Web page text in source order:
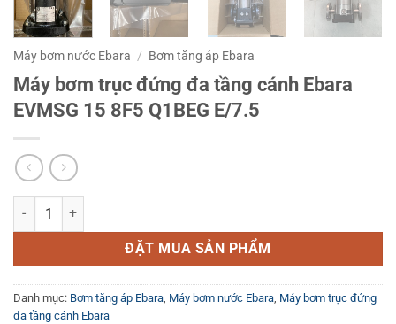
Máy bơm nước Ebara / Bơm tăng áp Ebara
Máy bơm trục đứng đa tầng cánh Ebara
EVMSG 15 8F5 Q1BEG E/7.5
Máy bơm trục đứng đa tầng cánh Ebara EVMSG 15 8F5 Q1BEG E/
ĐẶT MUA SẢN PHẨM
Danh mục: Bơm tăng áp Ebara, Máy bơm nước Ebara, Máy bơm trục đứng
đa tầng cánh Ebara